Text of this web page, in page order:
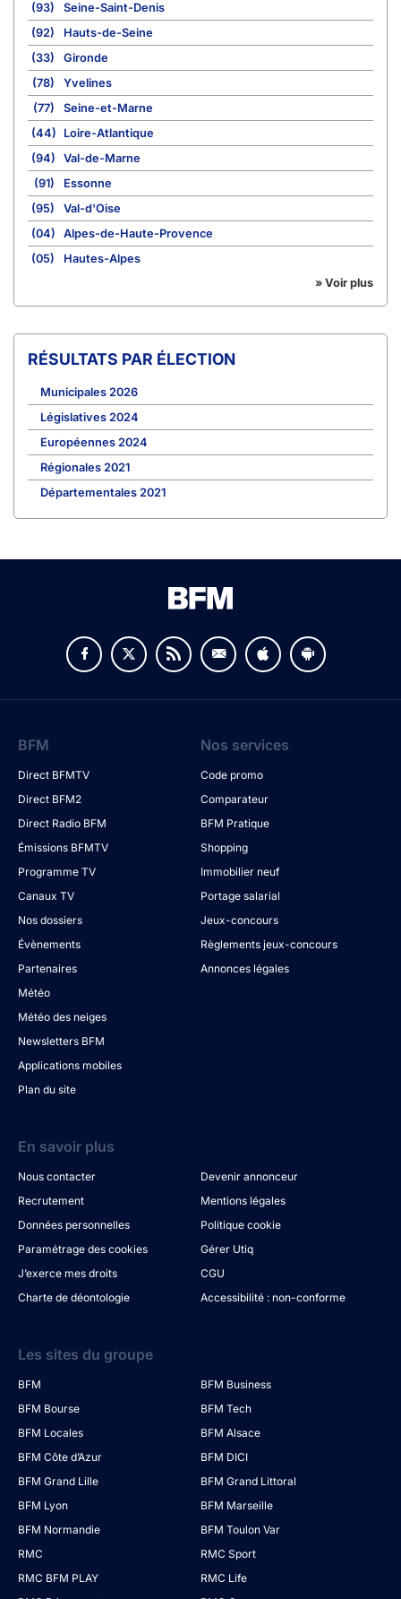
(93)
Seine-Saint-Denis
(92)
Hauts-de-Seine
(33)
Gironde
(78)
Yvelines
(77)
Seine-et-Marne
(44)
Loire-Atlantique
(94)
Val-de-Marne
(91)
Essonne
(95)
Val-d'Oise
(04)
Alpes-de-Haute-Provence
(05)
Hautes-Alpes
» Voir plus
RÉSULTATS PAR ÉLECTION
Municipales 2026
Législatives 2024
Européennes 2024
Régionales 2021
Départementales 2021
BFM
Direct BFMTV
Direct BFM2
Direct Radio BFM
Émissions BFMTV
Programme TV
Canaux TV
Nos dossiers
Évènements
Partenaires
Météo
Météo des neiges
Newsletters BFM
Applications mobiles
Plan du site
Nos services
Code promo
Comparateur
BFM Pratique
Shopping
Immobilier neuf
Portage salarial
Jeux-concours
Règlements jeux-concours
Annonces légales
En savoir plus
Nous contacter
Devenir annonceur
Recrutement
Mentions légales
Données personnelles
Politique cookie
Paramétrage des cookies
Gérer Utiq
J’exerce mes droits
CGU
Charte de déontologie
Accessibilité : non-conforme
Les sites du groupe
BFM
BFM Business
BFM Bourse
BFM Tech
BFM Locales
BFM Alsace
BFM Côte d’Azur
BFM DICI
BFM Grand Lille
BFM Grand Littoral
BFM Lyon
BFM Marseille
BFM Normandie
BFM Toulon Var
RMC
RMC Sport
RMC BFM PLAY
RMC Life